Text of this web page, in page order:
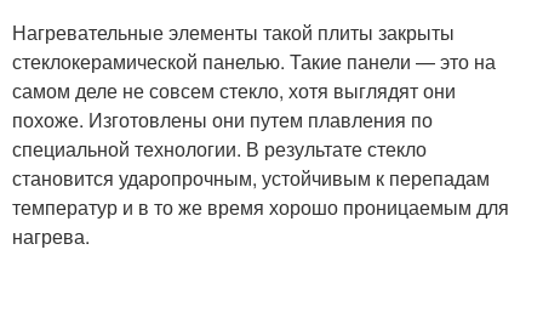
Нагревательные элементы такой плиты закрыты
стеклокерамической панелью. Такие панели — это на
самом деле не совсем стекло, хотя выглядят они
похоже. Изготовлены они путем плавления по
специальной технологии. В результате стекло
становится ударопрочным, устойчивым к перепадам
температур и в то же время хорошо проницаемым для
нагрева.